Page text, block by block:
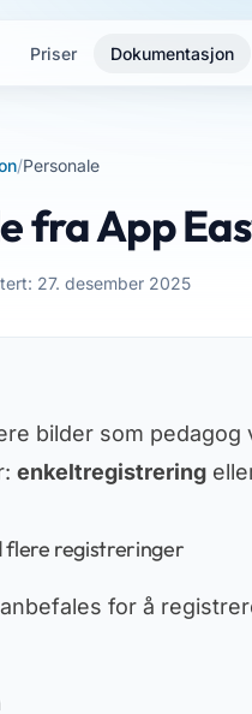
Priser Dokumentasjon
/Personale
fra App
27. desember 2025
bilder som pedagog
enkeltregistrering
flere registreringer
for å